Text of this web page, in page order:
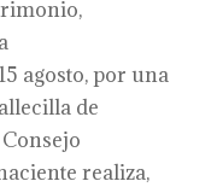
agosto, por una
de
realiza,